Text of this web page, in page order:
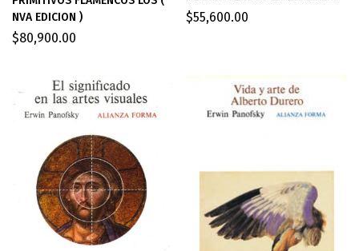
NVA EDICION )
$80,900.00
OCCIDENTAL
$55,600.00